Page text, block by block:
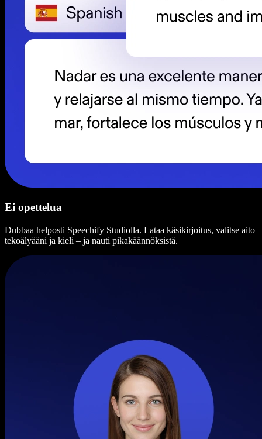
Ei opettelua
Dubbaa helposti Speechify Studiolla. Lataa käsikirjoitus, valitse aito
tekoälyääni ja kieli – ja nauti pikakäännöksistä.